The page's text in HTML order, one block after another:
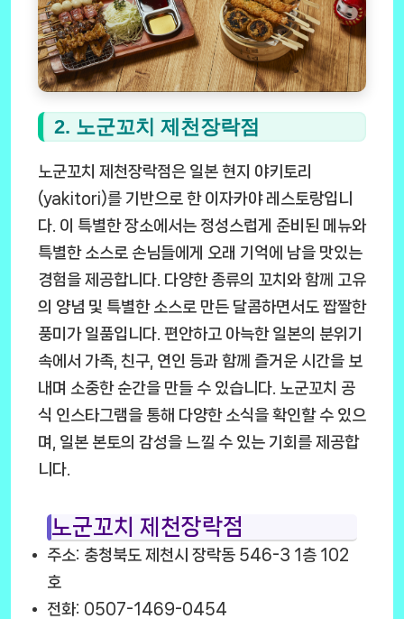
2. 노군꼬치 제천장락점
노군꼬치 제천장락점은 일본 현지 야키토리
(yakitori)를 기반으로 한 이자카야 레스토랑입니
다. 이 특별한 장소에서는 정성스럽게 준비된 메뉴와
특별한 소스로 손님들에게 오래 기억에 남을 맛있는
경험을 제공합니다. 다양한 종류의 꼬치와 함께 고유
의 양념 및 특별한 소스로 만든 달콤하면서도 짭짤한
풍미가 일품입니다. 편안하고 아늑한 일본의 분위기
속에서 가족, 친구, 연인 등과 함께 즐거운 시간을 보
내며 소중한 순간을 만들 수 있습니다. 노군꼬치 공
식 인스타그램을 통해 다양한 소식을 확인할 수 있으
며, 일본 본토의 감성을 느낄 수 있는 기회를 제공합
니다.
노군꼬치 제천장락점
주소: 충청북도 제천시 장락동 546-3 1층 102
호
전화: 0507-1469-0454